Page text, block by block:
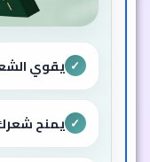
✓ يقوي
✓ يمنح